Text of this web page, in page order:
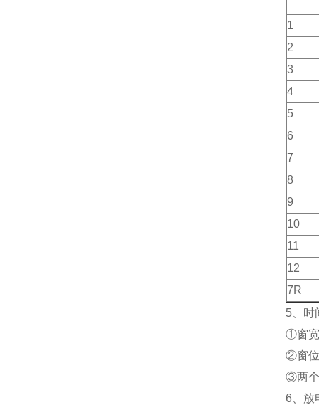
1
2
3
4
5
6
7
8
9
10
11
12
7R
5、时
①窗宽
②窗位
③两个
6、放